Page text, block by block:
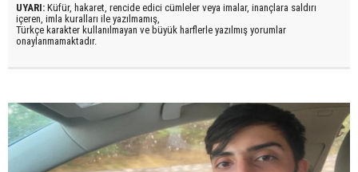
UYARI: Küfür, hakaret, rencide edici cümleler veya imalar, inançlara saldırı
içeren, imla kuralları ile yazılmamış,
Türkçe karakter kullanılmayan ve büyük harflerle yazılmış yorumlar
onaylanmamaktadır.